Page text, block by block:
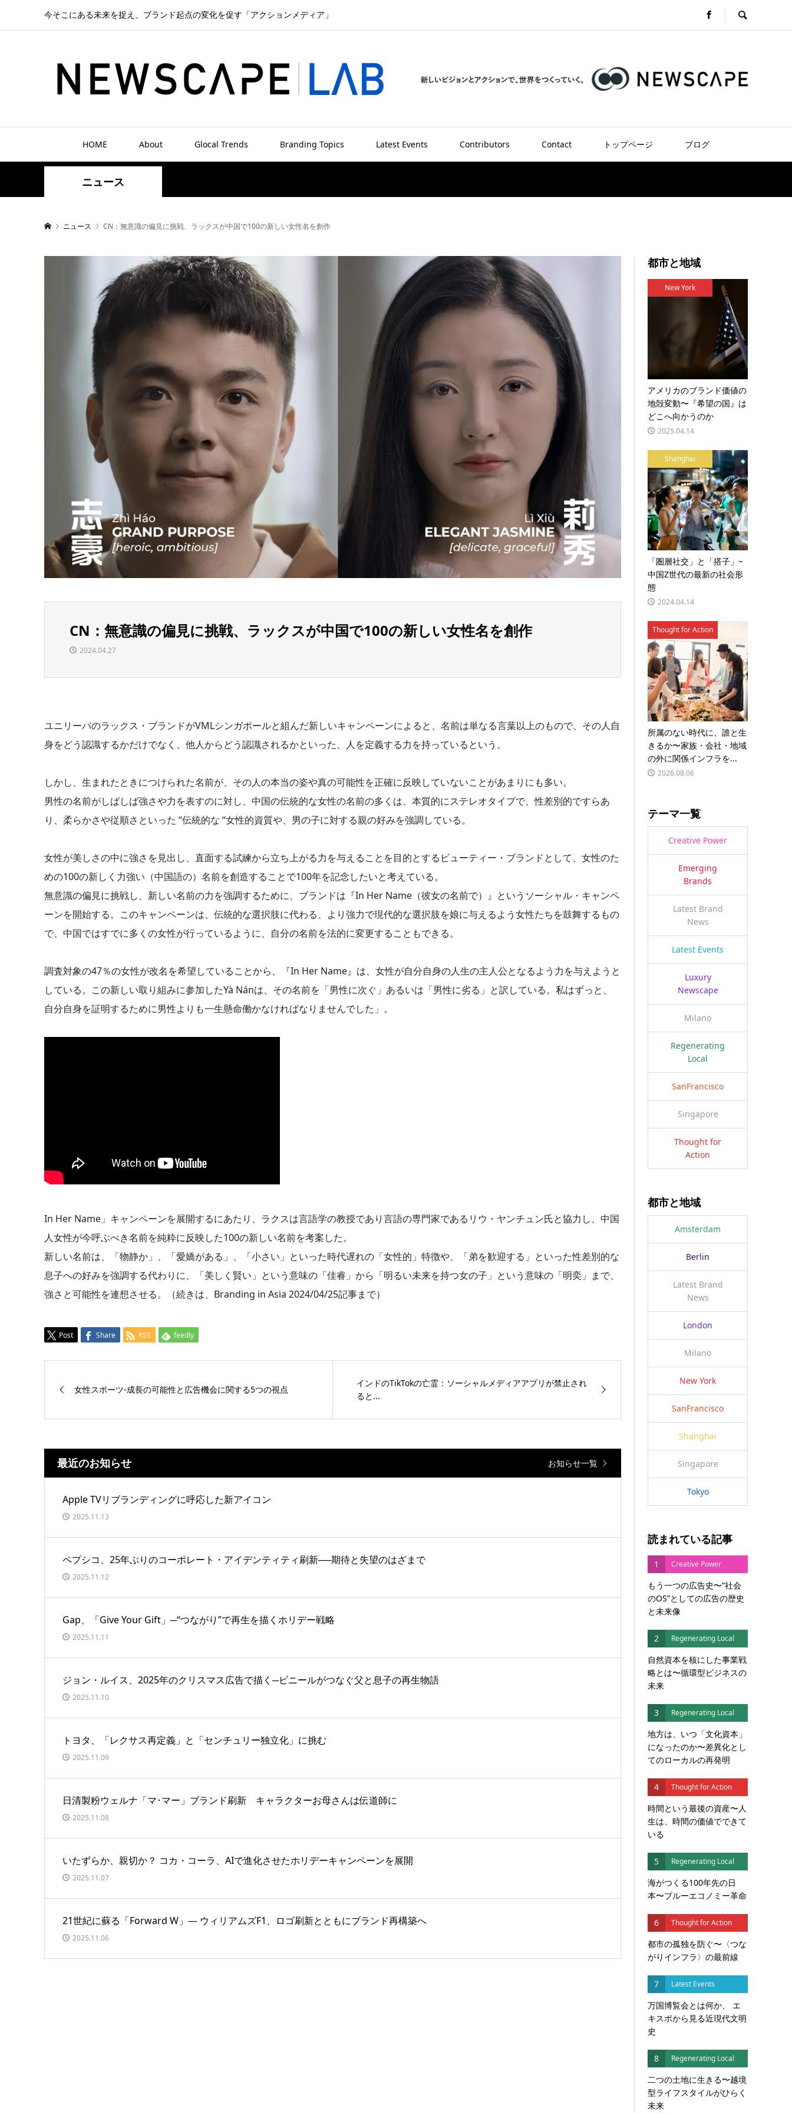
今そこにある未来を捉え、ブランド起点の変化を促す「アクションメディア」
HOME About Glocal Trends Branding Topics Latest Events Contributors Contact トップページ ブログ
ニュース
ニュース CN：無意識の偏見に挑戦、ラックスが中国で100の新しい女性名を創作
CN：無意識の偏見に挑戦、ラックスが中国で100の新しい女性名を創作
2024.04.27
ユニリーバのラックス・ブランドがVMLシンガポールと組んだ新しいキャンペーンによると、名前は単なる言葉以上のもので、その人自
身をどう認識するかだけでなく、他人からどう認識されるかといった、人を定義する力を持っているという。
しかし、生まれたときにつけられた名前が、その人の本当の姿や真の可能性を正確に反映していないことがあまりにも多い。
男性の名前がしばしば強さや力を表すのに対し、中国の伝統的な女性の名前の多くは、本質的にステレオタイプで、性差別的ですらあ
り、柔らかさや従順さといった “伝統的な “女性的資質や、男の子に対する親の好みを強調している。
女性が美しさの中に強さを見出し、直面する試練から立ち上がる力を与えることを目的とするビューティー・ブランドとして、女性のた
めの100の新しく力強い（中国語の）名前を創造することで100年を記念したいと考えている。
無意識の偏見に挑戦し、新しい名前の力を強調するために、ブランドは『In Her Name（彼女の名前で）』というソーシャル・キャンペ
ーンを開始する。このキャンペーンは、伝統的な選択肢に代わる、より強力で現代的な選択肢を娘に与えるよう女性たちを鼓舞するもの
で、中国ではすでに多くの女性が行っているように、自分の名前を法的に変更することもできる。
調査対象の47％の女性が改名を希望していることから、『In Her Name』は、女性が自分自身の人生の主人公となるよう力を与えようと
している。この新しい取り組みに参加したYà Nánは、その名前を「男性に次ぐ」あるいは「男性に劣る」と訳している。私はずっと、
自分自身を証明するために男性よりも一生懸命働かなければなりませんでした」。
In Her Name」キャンペーンを展開するにあたり、ラクスは言語学の教授であり言語の専門家であるリウ・ヤンチュン氏と協力し、中国
人女性が今呼ぶべき名前を純粋に反映した100の新しい名前を考案した。
新しい名前は、「物静か」、「愛嬌がある」、「小さい」といった時代遅れの「女性的」特徴や、「弟を歓迎する」といった性差別的な
息子への好みを強調する代わりに、「美しく賢い」という意味の「佳睿」から「明るい未来を持つ女の子」という意味の「明奕」まで、
強さと可能性を連想させる。（続きは、Branding in Asia 2024/04/25記事まで）
Post Share RSS feedly
女性スポーツ-成長の可能性と広告機会に関する5つの視点
インドのTikTokの亡霊：ソーシャルメディアアプリが禁止され
ると...
最近のお知らせ お知らせ一覧
Apple TVリブランディングに呼応した新アイコン
2025.11.13
ペプシコ、25年ぶりのコーポレート・アイデンティティ刷新──期待と失望のはざまで
2025.11.12
Gap、「Give Your Gift」─“つながり”で再生を描くホリデー戦略
2025.11.11
ジョン・ルイス、2025年のクリスマス広告で描く─ビニールがつなぐ父と息子の再生物語
2025.11.10
トヨタ、「レクサス再定義」と「センチュリー独立化」に挑む
2025.11.09
日清製粉ウェルナ「マ･マー」ブランド刷新 キャラクターお母さんは伝道師に
2025.11.08
いたずらか、親切か？ コカ・コーラ、AIで進化させたホリデーキャンペーンを展開
2025.11.07
21世紀に蘇る「Forward W」― ウィリアムズF1、ロゴ刷新とともにブランド再構築へ
2025.11.06
都市と地域
New York
アメリカのブランド価値の
地殻変動〜『希望の国』は
どこへ向かうのか
2025.04.14
Shanghai
「圏層社交」と「搭子」~
中国Z世代の最新の社会形
態
2024.04.14
Thought for Action
所属のない時代に、誰と生
きるか〜家族・会社・地域
の外に関係インフラを...
2026.08.06
テーマ一覧
Creative Power
Emerging
Brands
Latest Brand
News
Latest Events
Luxury
Newscape
Milano
Regenerating
Local
SanFrancisco
Singapore
Thought for
Action
都市と地域
Amsterdam
Berlin
Latest Brand
News
London
Milano
New York
SanFrancisco
Shanghai
Singapore
Tokyo
読まれている記事
1 Creative Power
もう一つの広告史〜“社会
のOS”としての広告の歴史
と未来像
2 Regenerating Local
自然資本を核にした事業戦
略とは〜循環型ビジネスの
未来
3 Regenerating Local
地方は、いつ「文化資本」
になったのか〜差異化とし
てのローカルの再発明
4 Thought for Action
時間という最後の資産〜人
生は、時間の価値でできて
いる
5 Regenerating Local
海がつくる100年先の日
本〜ブルーエコノミー革命
6 Thought for Action
都市の孤独を防ぐ〜〈つな
がりインフラ〉の最前線
7 Latest Events
万国博覧会とは何か、 エ
キスポから見る近現代文明
史
8 Regenerating Local
二つの土地に生きる〜越境
型ライフスタイルがひらく
未来